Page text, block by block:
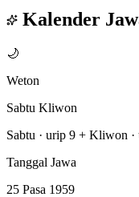
Kalender
🌙
Weton
Sabtu Kliwon
Sabtu · urip 9 + Kliwon ·
Tanggal Jawa
25 Pasa 1959